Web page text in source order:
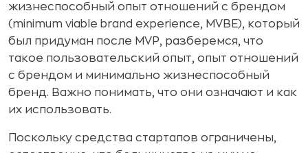
жизнеспособный опыт отношений с брендом
(minimum viable brand experience, MVBE), который
был придуман после MVP, разберемся, что
такое пользовательский опыт, опыт отношений
с брендом и минимально жизнеспособный
бренд. Важно понимать, что они означают и как
их использовать.
Поскольку средства стартапов ограничены,